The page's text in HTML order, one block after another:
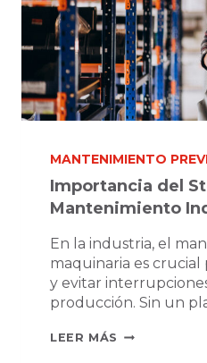
MANTENIMIENTO
Importancia del
Mantenimiento
En la industria, el
maquinaria es crucial
y evitar
producción. Sin un
LEER MÁS IMPORTANCIA